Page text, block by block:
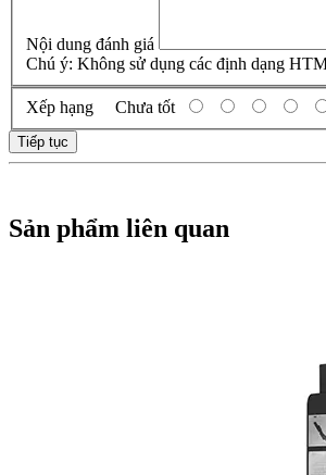
Nội dung đánh giá
Chú ý: Không sử dụng các định dạng
Xếp hạng Chưa tốt
Tiếp tục
Sản phẩm liên quan